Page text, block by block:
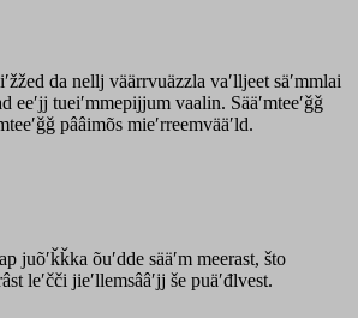
da nellj väärrvuäzzla vaʹlljeet säʹmmlai
eeʹjj tueiʹmmepijjum vaalin. Sääʹmteeʹǧǧ
pââimõs mieʹrreemvääʹld.
juõʹǩǩka õuʹdde sääʹm meerast, što
leʹčči jieʹllemsââʹjj še puäʹđlvest.